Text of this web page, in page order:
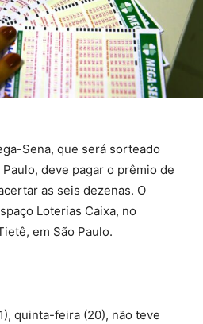
Sena, que será sorteado
deve pagar o prêmio de
as seis dezenas. O
Loterias Caixa, no
em São Paulo.
quinta-feira (20), não teve